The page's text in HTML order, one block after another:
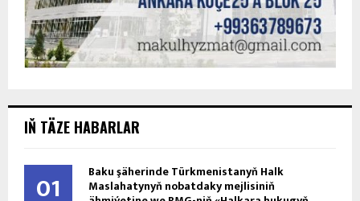
IŇ TÄZE HABARLAR
01 Baku şäherinde Türkmenistanyň Halk
Maslahatynyň nobatdaky mejlisiniň